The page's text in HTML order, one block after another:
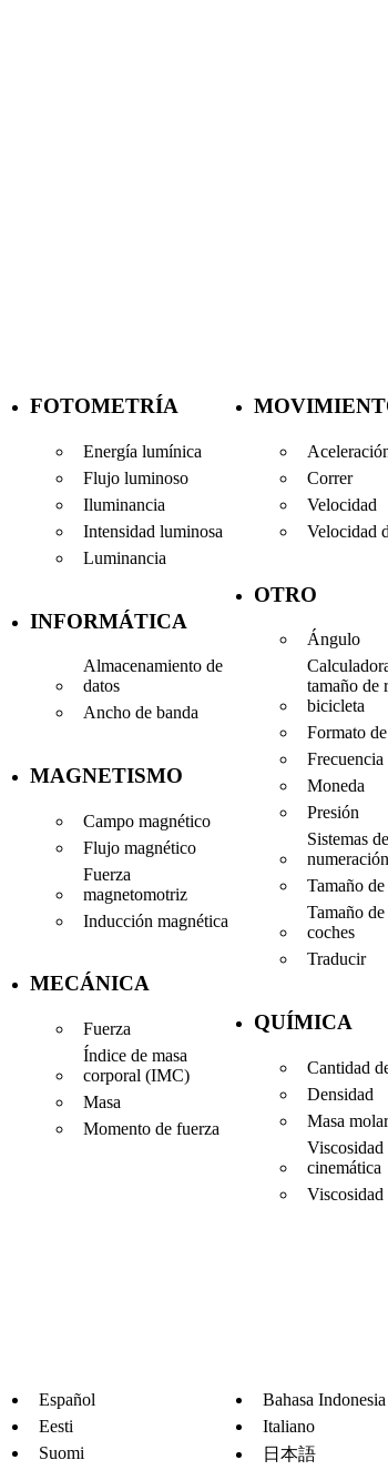
FOTOMETRÍA
Energía lumínica
Flujo luminoso
Iluminancia
Intensidad luminosa
Luminancia
INFORMÁTICA
Almacenamiento de
datos
Ancho de banda
MAGNETISMO
Campo magnético
Flujo magnético
Fuerza
magnetomotriz
Inducción magnética
MECÁNICA
Fuerza
Índice de masa
corporal (IMC)
Masa
Momento de fuerza
Correr
Velocidad
Velocidad
OTRO
Ángulo
tamaño de
bicicleta
Formato
Frecuencia
Moneda
Presión
Sistemas de
numeración
Tamaño
Tamaño
coches
Traducir
QUÍMICA
Cantidad
Densidad
Masa molar
Viscosidad
cinemática
Viscosidad
Español
Eesti
Suomi
Bahasa Indonesia
Italiano
日本語